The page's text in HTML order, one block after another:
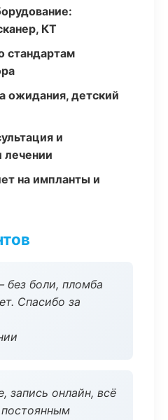
КТ
стандартам
ожидания, детский
и
лечении
на импланты и
боли, пломба
Спасибо за
запись онлайн, всё